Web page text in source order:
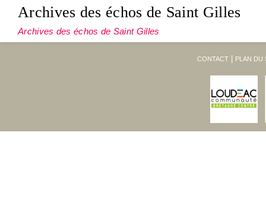
Archives des échos de Saint Gilles
Archives des échos de Saint Gilles
CONTACT PLAN DU